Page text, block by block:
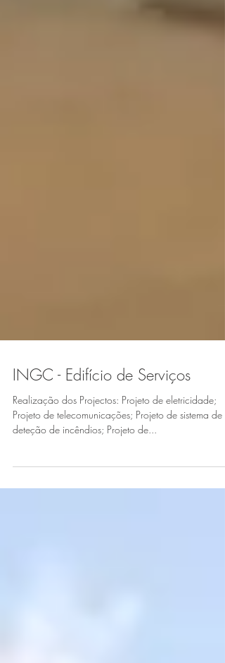
INGC - Edifício de Serviços
Realização dos Projectos: Projeto de eletricidade;
deteção de incêndios; Projeto de...